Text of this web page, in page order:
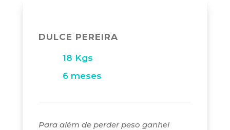
DULCE PEREIRA
18 Kgs
6 meses
Para além de perder peso ganhei